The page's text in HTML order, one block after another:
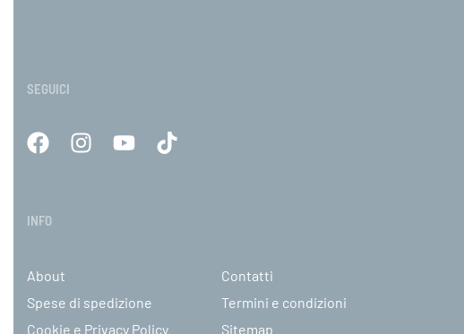
SEGUICI
INFO
About
Contatti
Spese di spedizione
Termini e condizioni
Cookie e Privacy Policy
Sitemap